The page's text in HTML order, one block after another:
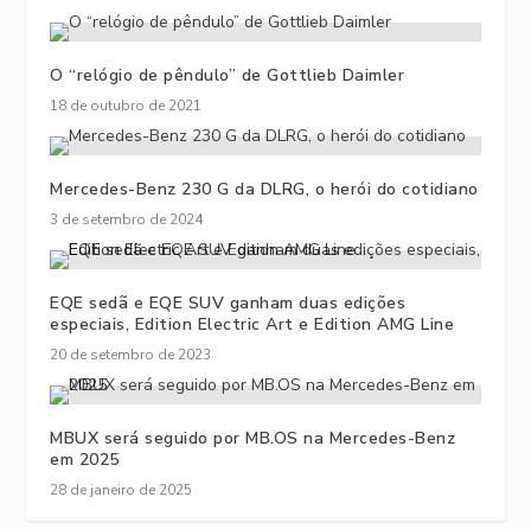
O “relógio de pêndulo” de Gottlieb Daimler
18 de outubro de 2021
Mercedes-Benz 230 G da DLRG, o herói do cotidiano
3 de setembro de 2024
EQE sedã e EQE SUV ganham duas edições
especiais, Edition Electric Art e Edition AMG Line
20 de setembro de 2023
MBUX será seguido por MB.OS na Mercedes-Benz
em 2025
28 de janeiro de 2025